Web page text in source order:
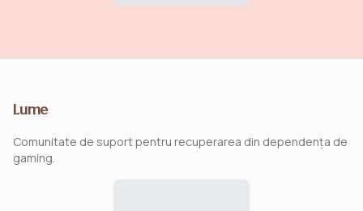
Lume
Comunitate de suport pentru recuperarea din dependența de
gaming.